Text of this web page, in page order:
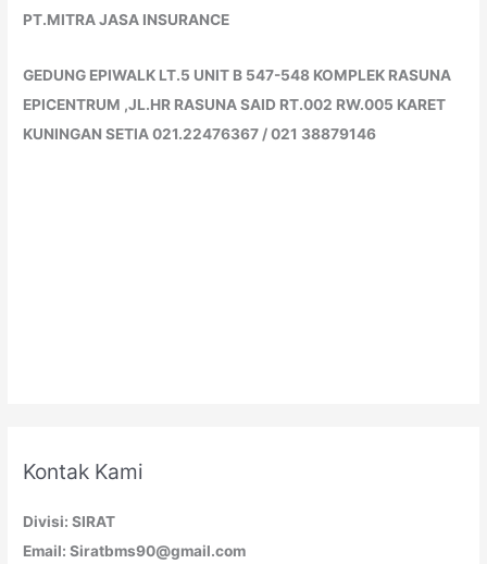
PT.MITRA JASA INSURANCE
GEDUNG EPIWALK LT.5 UNIT B 547-548 KOMPLEK RASUNA
EPICENTRUM ,JL.HR RASUNA SAID RT.002 RW.005 KARET
KUNINGAN SETIA 021.22476367 / 021 38879146
Kontak Kami
Divisi: SIRAT
Email: Siratbms90@gmail.com